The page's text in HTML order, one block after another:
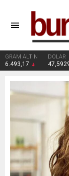
DOLAR
47,5929
EURO
54,9560